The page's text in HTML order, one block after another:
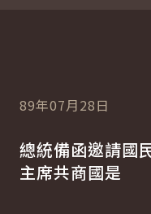
89年07月28日
總統備函邀請國
主席共商國是